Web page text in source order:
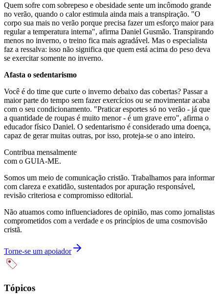
Quem sofre com sobrepeso e obesidade sente um incômodo grande
no verão, quando o calor estimula ainda mais a transpiração. "O
corpo sua mais no verão porque precisa fazer um esforço maior para
regular a temperatura interna", afirma Daniel Gusmão. Transpirando
menos no inverno, o treino fica mais agradável. Mas o especialista
faz a ressalva: isso não significa que quem está acima do peso deva
se exercitar somente no inverno.
Afasta o sedentarismo
Você é do time que curte o inverno debaixo das cobertas? Passar a
maior parte do tempo sem fazer exercícios ou se movimentar acaba
com o seu condicionamento. "Praticar esportes só no verão - já que
a quantidade de roupas é muito menor - é um grave erro", afirma o
educador físico Daniel. O sedentarismo é considerado uma doença,
capaz de gerar muitas outras, por isso, proteja-se o ano inteiro.
Contribua mensalmente
com o GUIA-ME.
Somos um meio de comunicação cristão. Trabalhamos para informar
com clareza e exatidão, sustentados por apuração responsável,
revisão criteriosa e compromisso editorial.
Não atuamos como influenciadores de opinião, mas como jornalistas
comprometidos com a verdade e os princípios de uma cosmovisão
cristã.
Torne-se um apoiador
Tópicos